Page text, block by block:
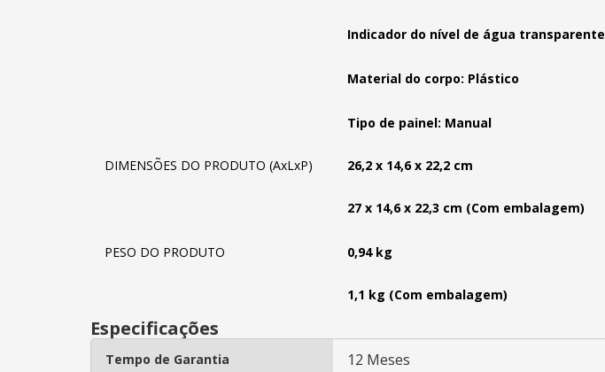
Indicador do nível de água transparente
Material do corpo: Plástico
Tipo de painel: Manual
DIMENSÕES DO PRODUTO (AxLxP) 26,2 x 14,6 x 22,2 cm
27 x 14,6 x 22,3 cm (Com embalagem)
PESO DO PRODUTO 0,94 kg
1,1 kg (Com embalagem)
Especificações
Tempo de Garantia 12 Meses